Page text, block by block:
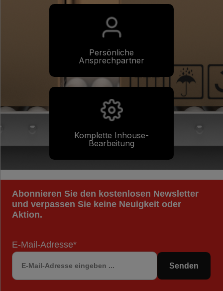
Persönliche
Ansprechpartner
Komplette Inhouse-
Bearbeitung
Abonnieren Sie den kostenlosen Newsletter
und verpassen Sie keine Neuigkeit oder
Aktion.
E-Mail-Adresse*
Senden